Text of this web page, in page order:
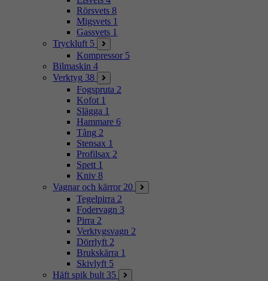
Rörsvets 8
Migsvets 1
Gassvets 1
Tryckluft 5
Kompressor 5
Bilmaskin 4
Verktyg 38
Fogspruta 2
Kofot 1
Slägga 1
Hammare 6
Tång 2
Stensax 1
Profilsax 2
Spett 1
Kniv 8
Vagnar och kärror 20
Tegelpirra 2
Fodervagn 3
Pirra 2
Verktygsvagn 2
Dörrlyft 2
Brukskärra 1
Skivlyft 5
Häft spik bult 35